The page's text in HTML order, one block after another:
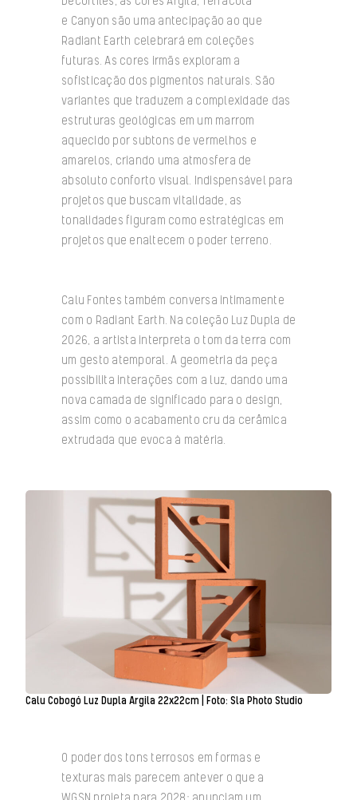
e Canyon são uma antecipação ao que
Radiant Earth celebrará em coleções
futuras. As cores irmãs exploram a
sofisticação dos pigmentos naturais. São
variantes que traduzem a complexidade das
estruturas geológicas em um marrom
aquecido por subtons de vermelhos e
amarelos, criando uma atmosfera de
absoluto conforto visual. Indispensável para
projetos que buscam vitalidade, as
tonalidades figuram como estratégicas em
projetos que enaltecem o poder terreno.
Calu Fontes também conversa intimamente
com o Radiant Earth. Na coleção Luz Dupla de
2026, a artista interpreta o tom da terra com
um gesto atemporal. A geometria da peça
possibilita interações com a luz, dando uma
nova camada de significado para o design,
assim como o acabamento cru da cerâmica
extrudada que evoca à matéria.
Calu Cobogó Luz Dupla Argila 22x22cm | Foto: Sla Photo Studio
O poder dos tons terrosos em formas e
texturas mais parecem antever o que a